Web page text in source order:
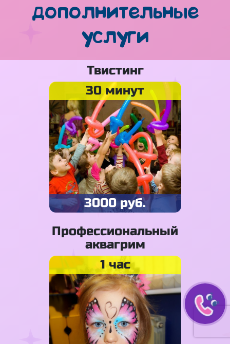
дополнительные
услуги
Твистинг
30 минут
3000 руб.
Профессиональный
аквагрим
1 час